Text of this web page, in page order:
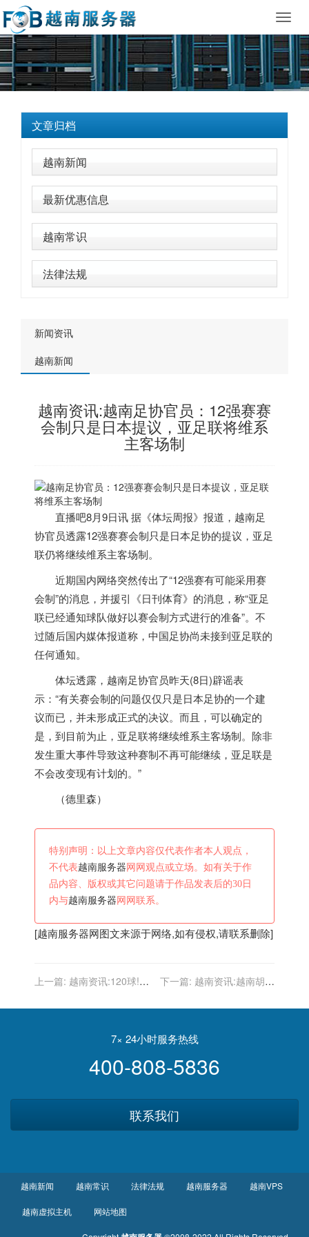
文章归档
越南新闻
最新优惠信息
越南常识
法律法规
新闻资讯
越南新闻
越南资讯:越南足协官员：12强赛赛
会制只是日本提议，亚足联将维系
主客场制
直播吧8月9日讯 据《体坛周报》报道， 越南足
协官员透露12强赛赛会制只是日本足协的提议，亚足
联仍将继续维系主客场制。
近期国内网络突然传出了“12强赛有可能采用赛
会制”的消息，并援引《日刊体育》的消息，称“亚足
联已经通知球队做好以赛会制方式进行的准备”。不
过随后国内媒体报道称，中国足协尚未接到亚足联的
任何通知。
体坛透露， 越南足协官员昨天(8日)辟谣表
示：“有关赛会制的问题仅仅只是日本足协的一个建
议而已，并未形成正式的决议。而且，可以确定的
是，到目前为止，亚足联将继续维系主客场制。除非
发生重大事件导致这种赛制不再可能继续，亚足联是
不会改变现有计划的。”
（德里森）
特别声明：以上文章内容仅代表作者本人观点，
不代表越南服务器 网网观点或立场。如有关于作
品内容、版权或其它问题请于作品发表后的30日
内与越南服务器 网网联系。
[越南服务器网图文来源于网络,如有侵权,请联系删除]
上一篇: 越南资讯:120球!艾
磊,首战澳大利亚目标：1分
下一篇: 越南资讯:越南胡志
买东西送货上门
7× 24小时服务热线
400-808-5836
联系我们
越南新闻 越南常识 法律法规 越南服务器 越南VPS
越南虚拟主机 网站地图